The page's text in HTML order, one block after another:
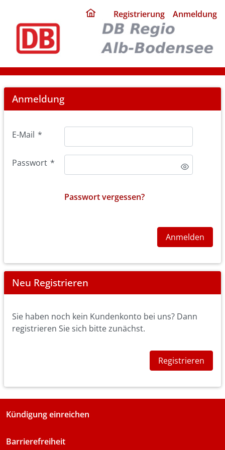
home
page
Registrierung Anmeldung
Login
Anmeldung
E-Mail *
Passwort *
Passwort vergessen?
Anmelden
Neu Registrieren
Sie haben noch kein Kundenkonto bei uns? Dann
registrieren Sie sich bitte zunächst.
Registrieren
Kündigung einreichen
Barrierefreiheit